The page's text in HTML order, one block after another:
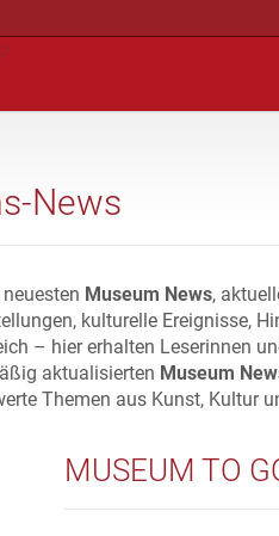
News
Museum News,
kulturelle Ereignisse,
– hier erhalten Leserinnen
aktualisierten Museum
Themen aus Kunst, Kultur
MUSEUM TO